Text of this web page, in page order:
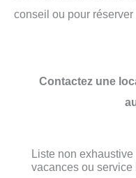
conseil ou pour
Contactez une
Liste non
vacances ou